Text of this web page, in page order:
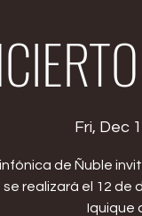
Fri, Dec
de Ñuble
realizará el 12 de
Iquique